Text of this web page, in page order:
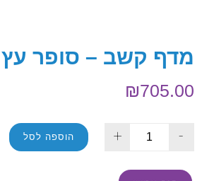
מדף קשב – סופר עץ
₪705.00
-
+ הוספה לסל